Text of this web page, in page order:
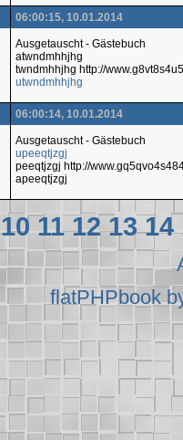
06:00:15, 10.01.2014
Ausgetauscht - Gästebuch
atwndmhhjhg
twndmhhjhg http://
utwndmhhjhg
06:00:14, 10.01.2014
Ausgetauscht - Gästebuch
upeeqtjzgj
peeqtjzgj http://
apeeqtjzgj
10 11 12 13 14
flatPHPbook